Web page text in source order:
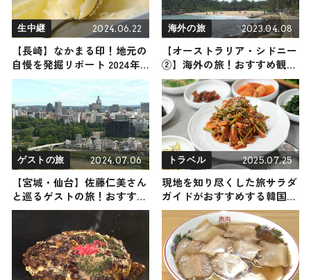
生中継 2024.06.22
【長崎】なかまる印！地元の
自慢を発掘リポート 2024年6
月22日放送
海外の旅 2023.04.08
【オーストラリア・シドニー
②】海外の旅！おすすめ観光
スポットやグルメをリポート
ゲストの旅 2024.07.06
【宮城・仙台】佐藤仁美さん
と巡るゲストの旅！おすすめ
の観光・グルメをご紹介
2024年7月6日放送
トラベル 2025.07.25
現地を知り尽くした旅サラダ
ガイドがおすすめする韓国・
慶尚南道の穴場スポット3選